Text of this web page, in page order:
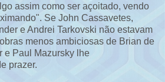
assim como ser açoitado, vendo
Se John Cassavetes,
e Andrei Tarkovski não estavam
menos ambiciosas de Brian de
e Paul Mazursky lhe
prazer.